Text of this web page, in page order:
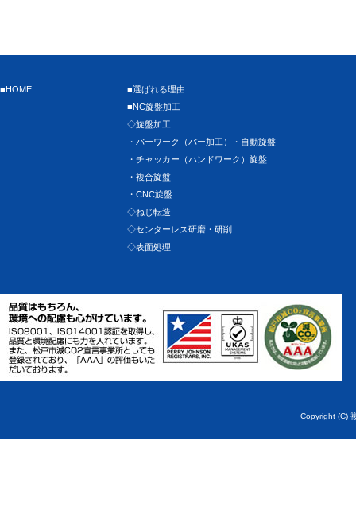
■HOME
■選ばれる理由
■NC旋盤加工
◇旋盤加工
・バーワーク（バー加工）・自動旋盤
・チャッカー（ハンドワーク）旋盤
・複合旋盤
・CNC旋盤
◇ねじ転造
◇センターレス研磨・研削
◇表面処理
Copyright (C)